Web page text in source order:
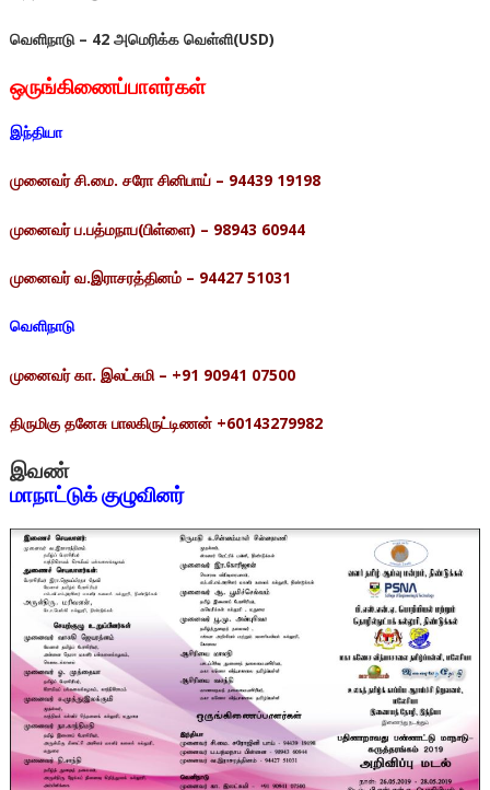
வெளிநாடு– 42 அமெரிக்க வெள்ளி(USD)
ஒருங்கிணைப்பாளர்கள்
இந்தியா
முனைவர் சி.மை. சரோ சினிபாய்– 94439 19198
முனைவர் ப.பத்மநாப(பிள்ளை) – 98943 60944
முனைவர் வ.இராசரத்தினம்– 94427 51031
வெளிநாடு
முனைவர் கா. இலட்சுமி– +91 90941 07500
திருமிகு தனேசு பாலகிருட்டிணன்+60143279982
இவண்
மாநாட்டுக்குழுவினர்